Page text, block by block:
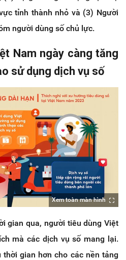
tỉnh thành nhỏ và (3) Người
người dùng số chủ lực.
Nam ngày càng tăng
sử dụng dịch vụ số
Xem toàn màn hình
gian qua, người tiêu dùng Việt
mà các dịch vụ số mang lại.
thời gian hơn cho các nền tảng